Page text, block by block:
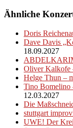
Ähnliche
Doris
Dave Davis
18.09.2027
Oliver Kalkofe
Helge Thun –
Tino
12.03.2027
Die
stuttgart
UWE! Der